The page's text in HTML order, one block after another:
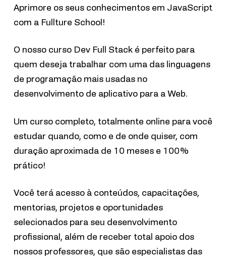
Aprimore os seus conhecimentos em JavaScript
com a Fullture School!
O nosso curso Dev Full Stack é perfeito para
quem deseja trabalhar com uma das linguagens
de programação mais usadas no
desenvolvimento de aplicativo para a Web.
Um curso completo, totalmente online para você
estudar quando, como e de onde quiser, com
duração aproximada de 10 meses e 100%
prático!
Você terá acesso à conteúdos, capacitações,
mentorias, projetos e oportunidades
selecionados para seu desenvolvimento
profissional, além de receber total apoio dos
nossos professores, que são especialistas das